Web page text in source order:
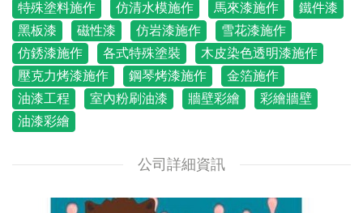
特殊塗料施作
仿清水模施作 馬來漆施作
鐵件漆
黑板漆
磁性漆 仿岩漆施作
雪花漆施作
仿銹漆施作
各式特殊塗裝
木皮染色透明漆施作
壓克力烤漆施作
鋼琴烤漆施作
金箔施作
油漆工程
室內粉刷油漆 牆壁彩繪
彩繪牆壁
油漆彩繪
公司詳細資訊